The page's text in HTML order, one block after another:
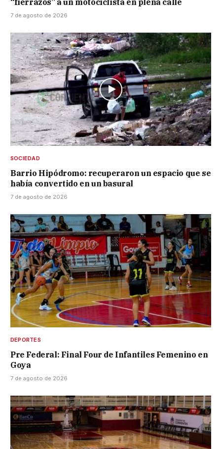
“fierrazos” a un motociclista en plena calle
7 de agosto de 2026
SOCIEDAD
Barrio Hipódromo: recuperaron un espacio que se
había convertido en un basural
7 de agosto de 2026
DEPORTES
Pre Federal: Final Four de Infantiles Femenino en
Goya
7 de agosto de 2026